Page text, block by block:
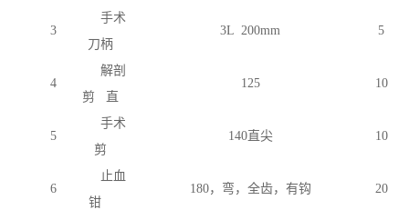
3
手术
刀柄
3L 200mm 5
4
解剖
剪
直
125 10
5
手术
剪
140直尖 10
6
止血
钳
180，弯，全齿，有钩 20